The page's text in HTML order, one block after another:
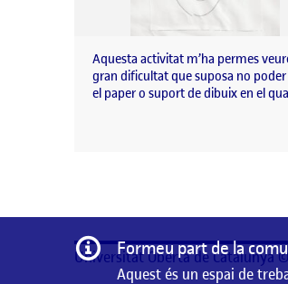
Aquesta activitat m’ha permes
gran dificultat que suposa no
el paper o suport de dibuix en el
Informació
Formeu part de la
Aquest és un espai de
Universitat Oberta de Catalunya